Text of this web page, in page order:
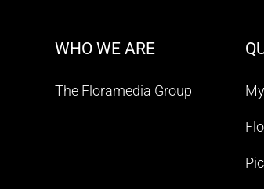
WHO WE ARE
The Floramedia Group